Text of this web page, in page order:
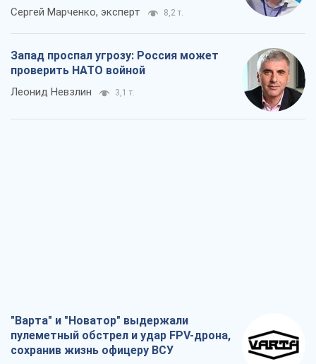
Сергей Марченко, эксперт 8,2 т.
Запад проспал угрозу: Россия может
проверить НАТО войной
Леонид Невзлин 3,1 т.
"Варта" и "Новатор" выдержали
пулеметный обстрел и удар FPV-дрона,
сохранив жизнь офицеру ВСУ